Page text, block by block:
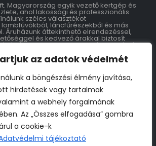
az adatok védelmét
a böngészési élmény javítása,
hirdetések vagy tartalmak
a webhely forgalmának
Az „Összes elfogadása” gombra
a cookie-k
tájékoztató
Magyarország egyik vezető kertgép és
ahol lakossági és professzionális
széles választékot
láncfűrészekből és más
Áruházunk áttekinthető elrendezéssel,
és kedvező árakkal biztosít
Folyamatos szezonális akciók és
Marina kertigép importőri háttér
és szerviztámogatást.
es Huszár Út 147
2-18